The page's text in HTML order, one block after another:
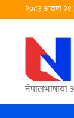
२०८३ श्रावण २१,
नेपालभाषाया